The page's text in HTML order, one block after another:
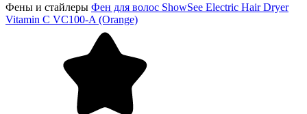
Фены и стайлеры Фен для волос ShowSee Electric Hair Dryer
Vitamin C VC100-A (Orange)